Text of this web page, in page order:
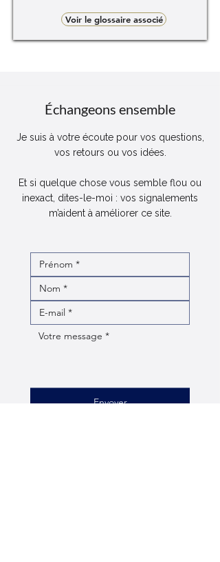
Voir le glossaire associé
Échangeons ensemble
Je suis à votre écoute pour vos questions,
vos retours ou vos idées.
Et si quelque chose vous semble flou ou
inexact, dites-le-moi : vos signalements
m’aident à améliorer ce site.
Envoyer